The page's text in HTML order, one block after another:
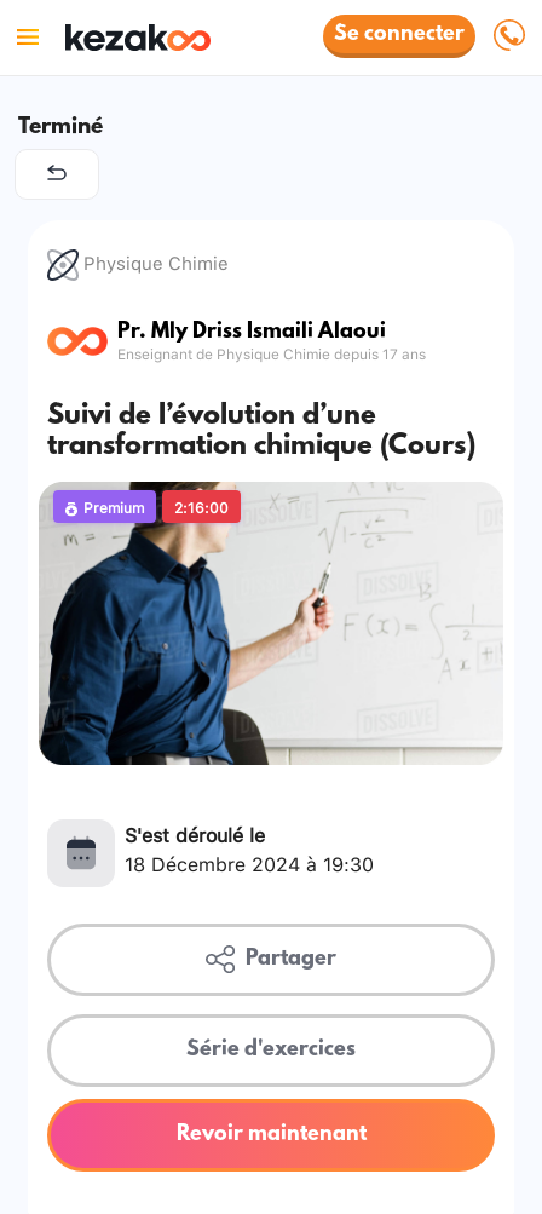
Se connecter
Terminé
Physique Chimie
Pr. Mly Driss Ismaili Alaoui
Enseignant de Physique Chimie depuis 17 ans
Suivi de l’évolution d’une
transformation chimique (Cours)
Premium 2:16:00
S'est déroulé le
18 Décembre 2024 à 19:30
Partager
Série d'exercices
Revoir maintenant